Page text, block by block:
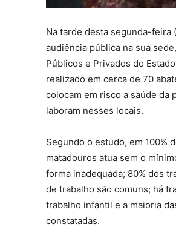
Na tarde desta segunda-feira
audiência pública na sua
Públicos e Privados do
realizado em cerca de 70
colocam em risco a saúde da
laboram nesses locais.
Segundo o estudo, em 100%
matadouros atua sem o
forma inadequada; 80% dos
de trabalho são comuns; há
trabalho infantil e a maioria
constatadas.